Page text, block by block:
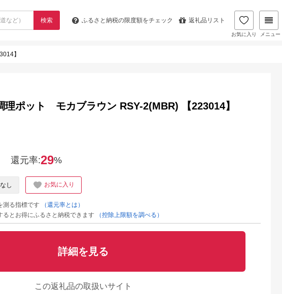
検索 ふるさと納税の限度額をチェック 返礼品リスト
お気に入り メニュー
】
理ポット モカブラウン RSY-2(MBR) 【223014】
還元率:29%
し お気に入り
測る指標です
（還元率とは）
とお得にふるさと納税できます
（控除上限額を調べる）
詳細を見る
この返礼品の取扱いサイト